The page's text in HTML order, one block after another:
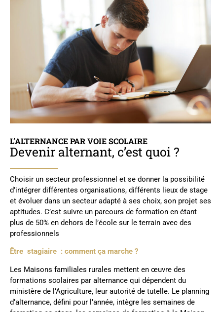
L’ALTERNANCE PAR VOIE SCOLAIRE
Devenir alternant, c’est quoi ?
Choisir un secteur professionnel et se donner la possibilité
d’intégrer différentes organisations, différents lieux de stage
et évoluer dans un secteur adapté à ses choix, son projet ses
aptitudes. C’est suivre un parcours de formation en étant
plus de 50% en dehors de l’école sur le terrain avec des
professionnels
Être stagiaire : comment ça marche ?
Les Maisons familiales rurales mettent en œuvre des
formations scolaires par alternance qui dépendent du
ministère de l’Agriculture, leur autorité de tutelle. Le planning
d’alternance, défini pour l’année, intègre les semaines de